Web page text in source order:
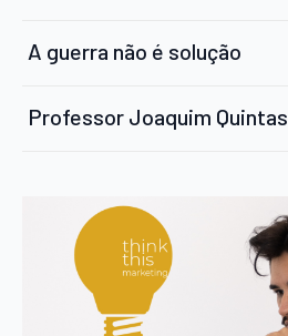
A guerra não é solução
Professor Joaquim Quintas